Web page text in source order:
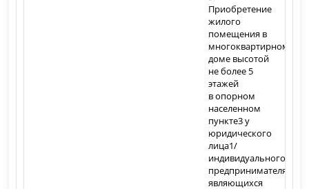
Приобретение
жилого
помещения в
многоквартирном
доме высотой
не более 5
этажей
в опорном
населенном
пункте3у
юридического
лица1/
индивидуального
предпринимателя,
являющихся